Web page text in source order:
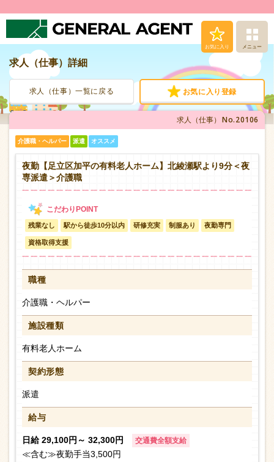
お気に入り メニュー
人材派遣サービス
転職支援サービス
登録から就業まで
お問い合わせ
求人（仕事）詳細
求人（仕事）一覧に戻る お気に入り登録
求人（仕事） No.20106
介護職・ヘルパー 派遣 オススメ
夜勤【足立区加平の有料老人ホーム】北綾瀬駅より9分＜夜
専派遣＞介護職
残業なし 駅から徒歩10分以内 研修充実 制服あり 夜勤専門
資格取得支援
職種
介護職・ヘルパー
施設種類
有料老人ホーム
契約形態
派遣
給与
日給 29,100円～ 32,300円 交通費全額支給
≪含む≫夜勤手当3,500円